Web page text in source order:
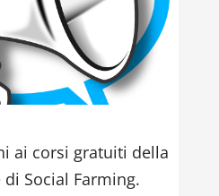
ai corsi gratuiti della
Social Farming.